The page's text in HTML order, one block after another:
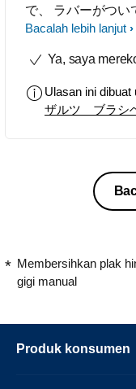
で、 ラバーがつい
ます。
Bacalah lebih lanjut
Ya, saya
Ulasan ini dibuat
ザルツ ブラシ
Membersihkan plak
gigi manual
Produk konsumen